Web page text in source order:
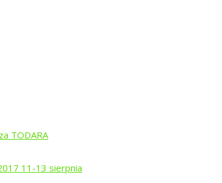
TODARA
11-13 sierpnia